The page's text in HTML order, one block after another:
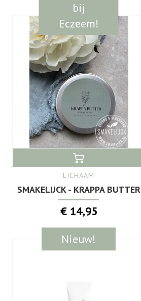
bij
Eczeem!
LICHAAM
SMAKELIJCK - KRAPPA BUTTER
€ 14,95
Nieuw!